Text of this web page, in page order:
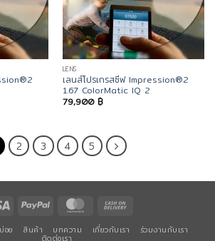
LENS
เลนส์โปรเกรสซีฟ Impression®2
1.67 ColorMatic IQ 2
79,900 ฿
2 3 4 5
Visa PayPal MasterCard
Delivery
อย สินค้า บทความ เกี่ยวกับเรา ร่วมงานกับเรา
ติดต่อเรา